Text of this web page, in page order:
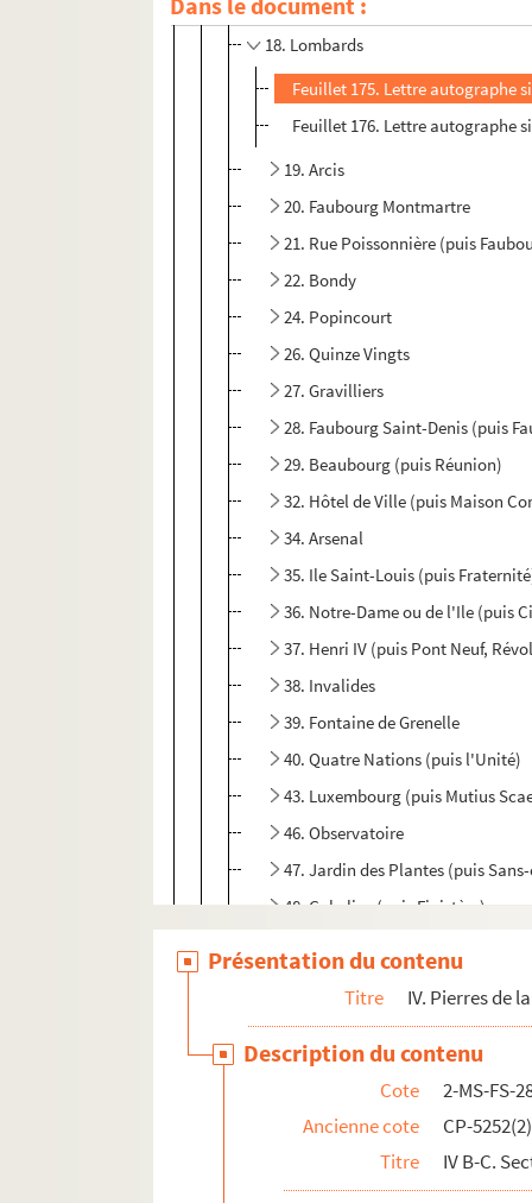
16. Mauconseil (puis Bon Conseil)
18. Lombards
Feuillet 175. Lettre autographe
Feuillet 176. Lettre autographe
19. Arcis
20. Faubourg Montmartre
21. Rue Poissonnière (puis
22. Bondy
24. Popincourt
26. Quinze Vingts
27. Gravilliers
28. Faubourg Saint-Denis (puis
29. Beaubourg (puis Réunion)
32. Hôtel de Ville (puis Maison
34. Arsenal
35. Ile Saint-Louis (puis
36. Notre-Dame ou de l'Ile (puis
37. Henri IV (puis Pont Neuf,
38. Invalides
39. Fontaine de Grenelle
40. Quatre Nations (puis l'Unité)
43. Luxembourg (puis Mutius
46. Observatoire
47. Jardin des Plantes (puis
48. Gobelins (puis Finistère)
IV C. Districts. Département de
2-MS-FS-28-06. V. Correspondance avec
VI. Envois à des particuliers, envois de
2-MS-FS-28-09. VII. Palloy aux armées
2-MS-FS-28-10. VIII. Palloy, mise en
2-MS-FS-28-11. IX. Correspondance
Présentation du contenu
Titre IV. Pierres de
Description du contenu
Cote
2-MS-FS-
Ancienne cote
CP-5252(2)
Titre
IV B-C.